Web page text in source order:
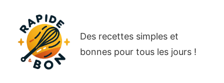
Rapide et bon
Des recettes simples et
bonnes pour tous les jours !